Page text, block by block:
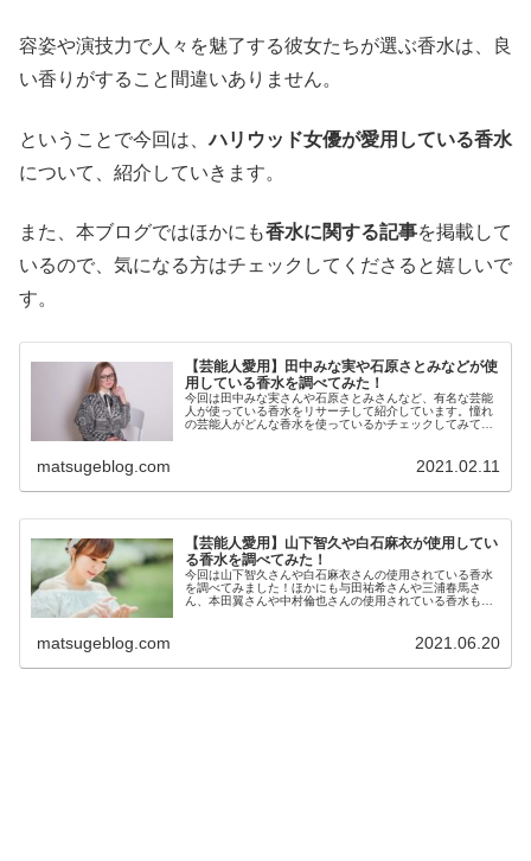
容姿や演技力で人々を魅了する彼女たちが選ぶ香水は、良
い香りがすること間違いありません。
ということで今回は、ハリウッド女優が愛用している香水
について、紹介していきます。
また、本ブログではほかにも香水に関する記事を掲載して
いるので、気になる方はチェックしてくださると嬉しいで
す。
【芸能人愛用】田中みな実や石原さとみなどが使
用している香水を調べてみた！
今回は田中みな実さんや石原さとみさんなど、有名な芸能
人が使っている香水をリサーチして紹介しています。憧れ
の芸能人がどんな香水を使っているかチェックしてみてく
matsugeblog.com 2021.02.11
【芸能人愛用】山下智久や白石麻衣が使用してい
る香水を調べてみた！
今回は山下智久さんや白石麻衣さんの使用されている香水
を調べてみました！ほかにも与田祐希さんや三浦春馬さ
ん、本田翼さんや中村倫也さんの使用されている香水も紹
matsugeblog.com 2021.06.20